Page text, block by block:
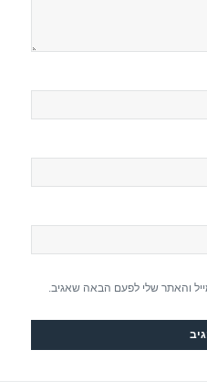
והאתר שלי לפעם הבאה שאגיב.